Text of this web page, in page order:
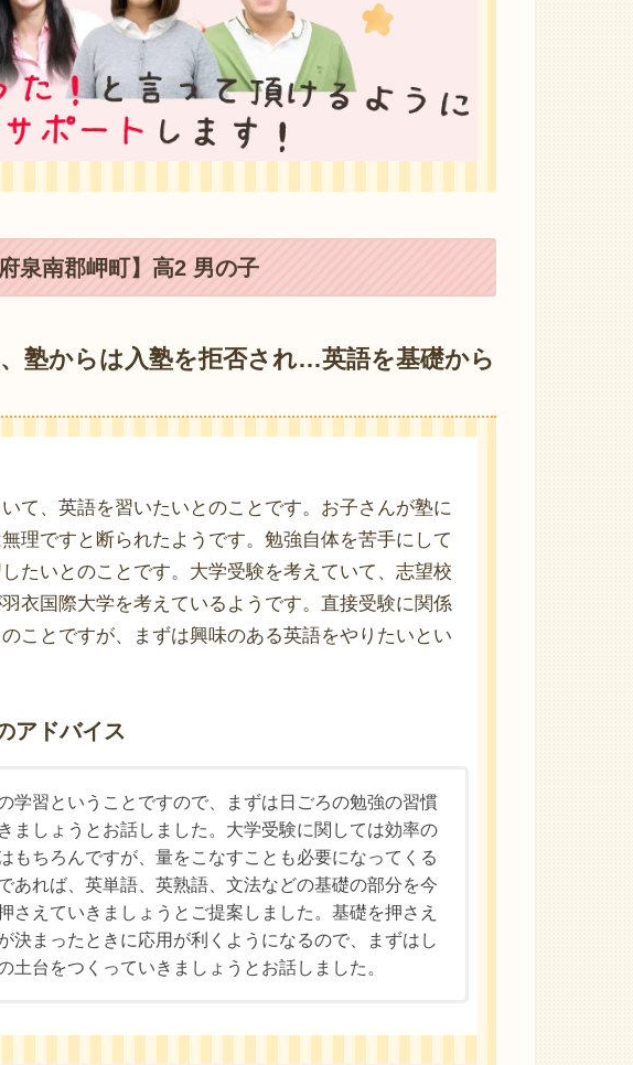
府泉南郡岬町】高2 男の子
塾からは入塾を拒否され…英語を基礎から
て、英語を習いたいとのことです。お子さんが塾に
理ですと断られたようです。勉強自体を苦手にして
たいとのことです。大学受験を考えていて、志望校
衣国際大学を考えているようです。直接受験に関係
ことですが、まずは興味のある英語をやりたいとい
アドバイス
学習ということですので、まずは日ごろの勉強の習慣
ましょうとお話しました。大学受験に関しては効率の
もちろんですが、量をこなすことも必要になってくる
あれば、英単語、英熟語、文法などの基礎の部分を今
さえていきましょうとご提案しました。基礎を押さえ
決まったときに応用が利くようになるので、まずはし
土台をつくっていきましょうとお話しました。